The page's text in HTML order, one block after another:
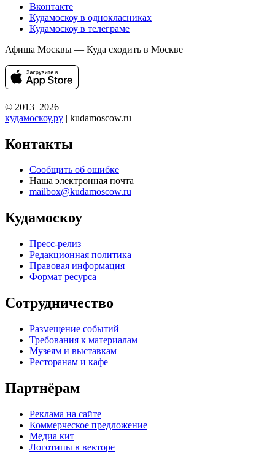
Вконтакте
Кудамоскоу в однокласниках
Кудамоскоу в телеграме
Афиша Москвы — Куда сходить в Москве
© 2013–2026
кудамоскоу.ру | kudamoscow.ru
Контакты
Сообщить об ошибке
Наша электронная почта
mailbox@kudamoscow.ru
Кудамоскоу
Пресс-релиз
Редакционная политика
Правовая информация
Формат ресурса
Сотрудничество
Размещение событий
Требования к материалам
Музеям и выставкам
Ресторанам и кафе
Партнёрам
Реклама на сайте
Коммерческое предложение
Медиа кит
Логотипы в векторе